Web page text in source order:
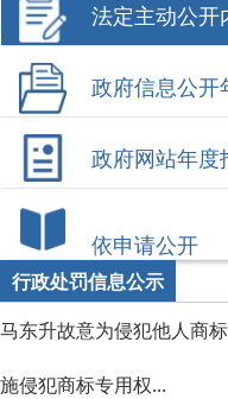
法定主动公开
政府信息公开
政府网站年度
依申请公开
行政处罚信息公示
马东升故意为侵犯他人商
施侵犯商标专用权...